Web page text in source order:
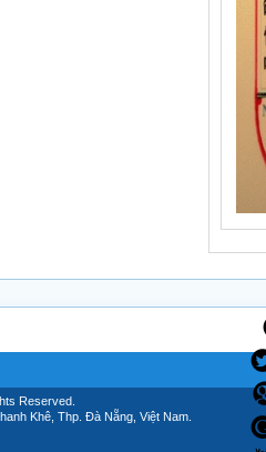
Reserved.
Khê, Thp. Đà Nẵng, Việt Nam.